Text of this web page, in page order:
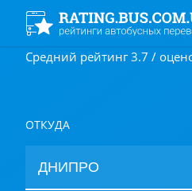
Средний рейтинг 3.7 /
ОТКУДА